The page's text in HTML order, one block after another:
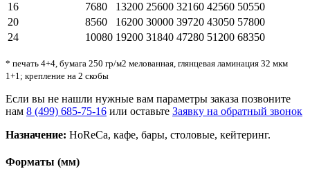
16
7680 13200 25600 32160 42560 50550
20
8560 16200 30000 39720 43050 57800
24
10080 19200 31840 47280 51200 68350
* печать 4+4, бумага 250 гр/м2 мелованная, глянцевая ламинация 32 мкм
1+1; крепление на 2 скобы
Если вы не нашли нужные вам параметры заказа позвоните
нам 8 (499) 685-75-16 или оставьте Заявку на обратный звонок
Назначение: HoReCa, кафе, бары, столовые, кейтеринг.
Форматы (мм)